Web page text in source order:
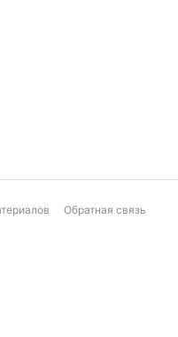
Обратная связь